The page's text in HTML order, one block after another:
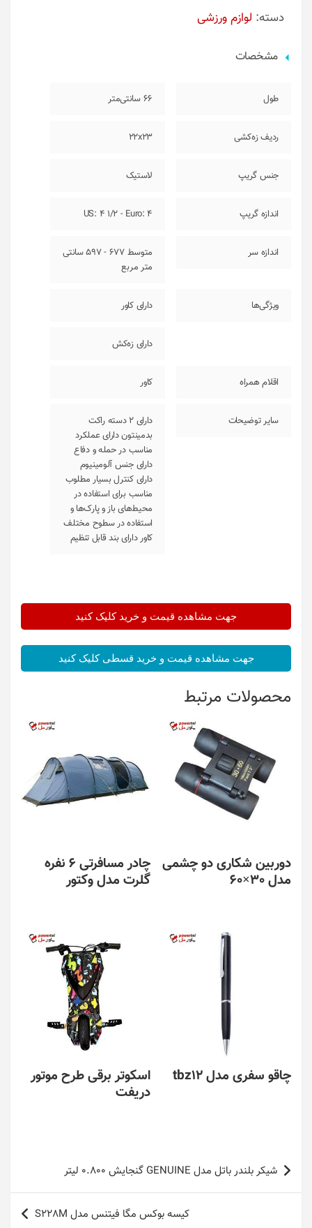
دسته: لوازم ورزشی
مشخصات
طول 66 سانتی‌متر
ردیف زه‌کشی 22x23
جنس گریپ لاستیک
اندازه گریپ US: 4 1/2 - Euro: 4
اندازه سر
متوسط 677 - 597 سانتی
متر مربع
ویژگی‌ها دارای کاور
دارای زه‌کش
اقلام همراه کاور
سایر توضیحات
دارای 2 دسته راکت
بدمینتون دارای عملکرد
مناسب در حمله و دفاع
دارای جنس آلومینیوم
دارای کنترل بسیار مطلوب
مناسب برای استفاده در
محیط‌های باز و پارک‌ها و
استفاده در سطوح مختلف
کاور دارای بند قابل تنظیم
جهت مشاهده قیمت و خرید کلیک کنید
جهت مشاهده قیمت و خرید قسطی کلیک کنید
محصولات مرتبط
دوربین شکاری دو چشمی
مدل 30×60
چادر مسافرتی 6 نفره
گلرت مدل وکتور
چاقو سفری مدل tbz12
اسکوتر برقی طرح موتور
دریفت
راهبری
نوشته
شیکر بلندر باتل مدل GENUINE گنجایش 0.800 لیتر
کیسه بوکس مگا فیتنس مدل S228M